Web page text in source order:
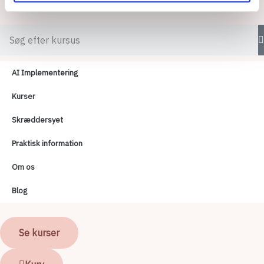
AI Implementering
Kurser
Skræddersyet
Praktisk information
Om os
Blog
Se kurser